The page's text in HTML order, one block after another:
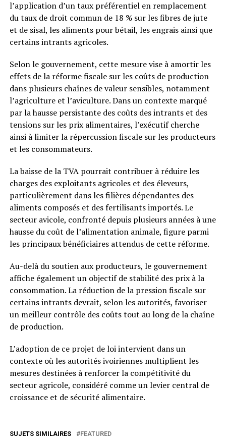
l’application d’un taux préférentiel en remplacement
du taux de droit commun de 18 % sur les fibres de jute
et de sisal, les aliments pour bétail, les engrais ainsi que
certains intrants agricoles.
Selon le gouvernement, cette mesure vise à amortir les
effets de la réforme fiscale sur les coûts de production
dans plusieurs chaînes de valeur sensibles, notamment
l’agriculture et l’aviculture. Dans un contexte marqué
par la hausse persistante des coûts des intrants et des
tensions sur les prix alimentaires, l’exécutif cherche
ainsi à limiter la répercussion fiscale sur les producteurs
et les consommateurs.
La baisse de la TVA pourrait contribuer à réduire les
charges des exploitants agricoles et des éleveurs,
particulièrement dans les filières dépendantes des
aliments composés et des fertilisants importés. Le
secteur avicole, confronté depuis plusieurs années à une
hausse du coût de l’alimentation animale, figure parmi
les principaux bénéficiaires attendus de cette réforme.
Au-delà du soutien aux producteurs, le gouvernement
affiche également un objectif de stabilité des prix à la
consommation. La réduction de la pression fiscale sur
certains intrants devrait, selon les autorités, favoriser
un meilleur contrôle des coûts tout au long de la chaîne
de production.
L’adoption de ce projet de loi intervient dans un
contexte où les autorités ivoiriennes multiplient les
mesures destinées à renforcer la compétitivité du
secteur agricole, considéré comme un levier central de
croissance et de sécurité alimentaire.
SUJETS SIMILAIRES FEATURED